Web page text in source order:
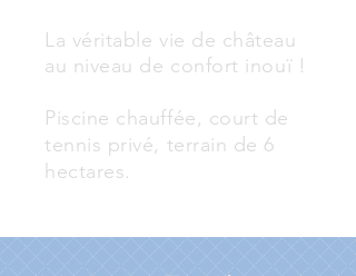
La véritable vie de château
au niveau de confort inouï !
Piscine chauffée, court de
tennis privé, terrain de 6
hectares.